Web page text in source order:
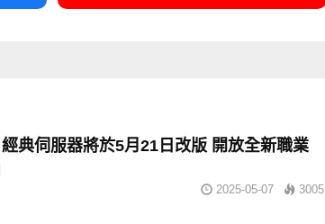
經典伺服器將於5月21日改版 開放全新職業
2025-05-07 3005